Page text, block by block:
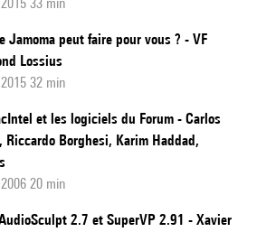
Jamoma peut faire pour vous ? - VF
Lossius
32 min
et les logiciels du Forum - Carlos
Riccardo Borghesi, Karim Haddad,
20 min
2.7 et SuperVP 2.91 - Xavier